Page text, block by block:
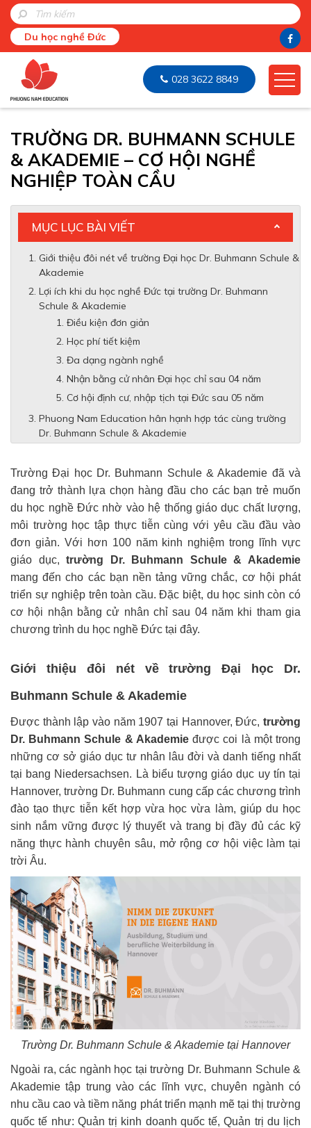
Du học nghề Đức
028 3622 8849
TRƯỜNG DR. BUHMANN SCHULE
& AKADEMIE – CƠ HỘI NGHỀ
NGHIỆP TOÀN CẦU
MỤC LỤC BÀI VIẾT
Giới thiệu đôi nét về trường Đại học Dr. Buhmann Schule &
Akademie
Lợi ích khi du học nghề Đức tại trường Dr. Buhmann
Schule & Akademie
Điều kiện đơn giản
Học phí tiết kiệm
Đa dạng ngành nghề
Nhận bằng cử nhân Đại học chỉ sau 04 năm
Cơ hội định cư, nhập tịch tại Đức sau 05 năm
Phuong Nam Education hân hạnh hợp tác cùng trường
Dr. Buhmann Schule & Akademie
Trường Đại học Dr. Buhmann Schule & Akademie đã và
đang trở thành lựa chọn hàng đầu cho các bạn trẻ muốn
du học nghề Đức nhờ vào hệ thống giáo dục chất lượng,
môi trường học tập thực tiễn cùng với yêu cầu đầu vào
đơn giản. Với hơn 100 năm kinh nghiệm trong lĩnh vực
giáo dục,trường Dr. Buhmann Schule & Akademie
mang đến cho các bạn nền tảng vững chắc, cơ hội phát
triển sự nghiệp trên toàn cầu. Đặc biệt, du học sinh còn có
cơ hội nhận bằng cử nhân chỉ sau 04 năm khi tham gia
chương trình du học nghề Đức tại đây.
Giới thiệu đôi nét về trường Đại học Dr.
Buhmann Schule & Akademie
Được thành lập vào năm 1907 tại Hannover, Đức, trường
Dr. Buhmann Schule & Akademieđược coi là một trong
những cơ sở giáo dục tư nhân lâu đời và danh tiếng nhất
tại bang Niedersachsen. Là biểu tượng giáo dục uy tín tại
Hannover, trường Dr. Buhmann cung cấp các chương trình
đào tạo thực tiễn kết hợp vừa học vừa làm, giúp du học
sinh nắm vững được lý thuyết và trang bị đầy đủ các kỹ
năng thực hành chuyên sâu, mở rộng cơ hội việc làm tại
trời Âu.
Trường Dr. Buhmann Schule & Akademie tại Hannover
Ngoài ra, các ngành học tại trường Dr. Buhmann Schule &
Akademie tập trung vào các lĩnh vực, chuyên ngành có
nhu cầu cao và tiềm năng phát triển mạnh mẽ tại thị trường
quốc tế như: Quản trị kinh doanh quốc tế, Quản trị du lịch